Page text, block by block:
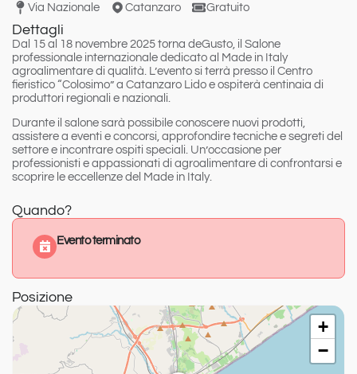
Via Nazionale Catanzaro Gratuito
Dettagli
Dal 15 al 18 novembre 2025 torna deGusto, il Salone
professionale internazionale dedicato al Made in Italy
agroalimentare di qualità. L’evento si terrà presso il Centro
fieristico “Colosimo” a Catanzaro Lido e ospiterà centinaia di
produttori regionali e nazionali.
Durante il salone sarà possibile conoscere nuovi prodotti,
assistere a eventi e concorsi, approfondire tecniche e segreti del
settore e incontrare ospiti speciali. Un’occasione per
professionisti e appassionati di agroalimentare di confrontarsi e
scoprire le eccellenze del Made in Italy.
Quando?
Evento terminato
Posizione
+
−